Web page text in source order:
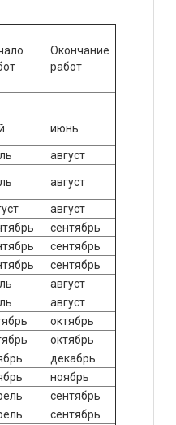
Окончание
работ
июнь
август
август
август
сентябрь
сентябрь
сентябрь
август
август
октябрь
октябрь
декабрь
ноябрь
сентябрь
сентябрь